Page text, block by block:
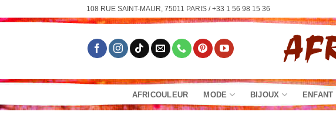
au
108 RUE SAINT-MAUR, 75011 PARIS / +33 1 56 98 15 36
AFRICOULEUR MODE BIJOUX ENFANT